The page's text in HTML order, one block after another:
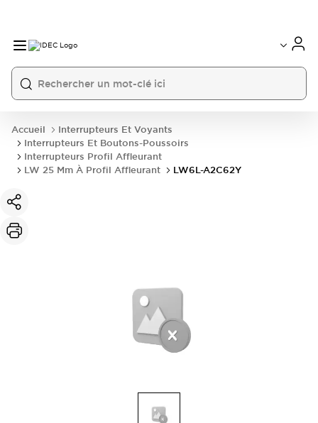
Accueil
Interrupteurs Et Voyants
Interrupteurs Et Boutons-Poussoirs
Interrupteurs Profil Affleurant
LW 25 Mm À Profil Affleurant
LW6L-A2C62Y